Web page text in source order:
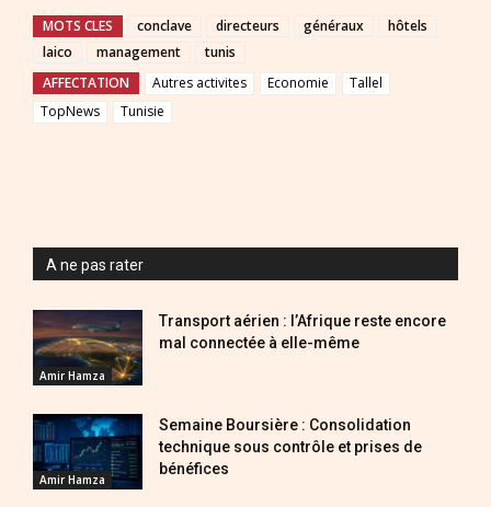
MOTS CLES conclave directeurs généraux
hôtels
laico
management
tunis
AFFECTATION
Autres activites Economie
Tallel
TopNews
Tunisie
A ne pas rater
Amir Hamza
Transport aérien : l’Afrique reste encore
mal connectée à elle-même
Amir Hamza
Semaine Boursière : Consolidation
technique sous contrôle et prises de
bénéfices